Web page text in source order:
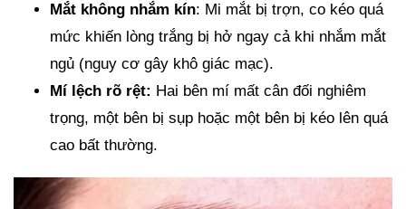
Mắt không nhắm kín: Mi mắt bị trợn, co kéo quá
mức khiến lòng trắng bị hở ngay cả khi nhắm mắt
ngủ (nguy cơ gây khô giác mạc).
Mí lệch rõ rệt: Hai bên mí mất cân đối nghiêm
trọng, một bên bị sụp hoặc một bên bị kéo lên quá
cao bất thường.